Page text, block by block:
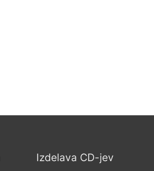
Izdelava CD-jev